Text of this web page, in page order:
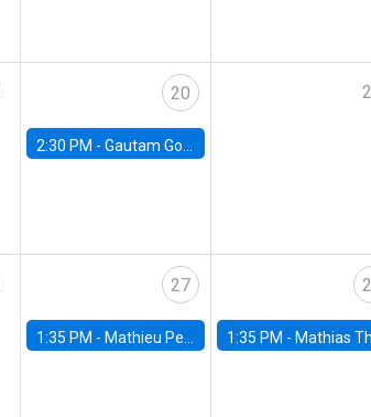
20
2:30 PM - Gautam Gowrisankaran, Columbia University
27
1:35 PM - Mathieu Pedemonte, IDB 1:35 PM - Mathias Thoenig, University of Lausanne